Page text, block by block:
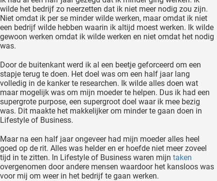
wilde het bedrijf zo neerzetten dat ik niet meer nodig zou zijn.
Niet omdat ik per se minder wilde werken, maar omdat ik niet
een bedrijf wilde hebben waarin ik altijd moest werken. Ik wilde
gewoon werken omdat ik wilde werken en niet omdat het nodig
was.
Door de buitenkant werd ik al een beetje geforceerd om een
stapje terug te doen. Het doel was om een half jaar lang
volledig in de kanker te researchen. Ik wilde alles doen wat
maar mogelijk was om mijn moeder te helpen. Dus ik had een
supergrote purpose, een supergroot doel waar ik mee bezig
was. Dit maakte het makkelijker om minder te gaan doen in
Lifestyle of Business.
Maar na een half jaar ongeveer had mijn moeder alles heel
goed op de rit. Alles was helder en er hoefde niet meer zoveel
tijd in te zitten. In Lifestyle of Business waren mijn taken
overgenomen door andere mensen waardoor het kansloos was
voor mij om weer in het bedrijf te gaan werken.